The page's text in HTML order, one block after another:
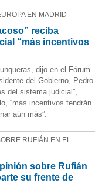
EN MADRID
reciba
“más incentivos
dijo en el Fórum
del Gobierno, Pedro
del sistema judicial”,
“más incentivos tendrán
aún más”.
RUFIÁN EN EL
sobre Rufián
su frente de